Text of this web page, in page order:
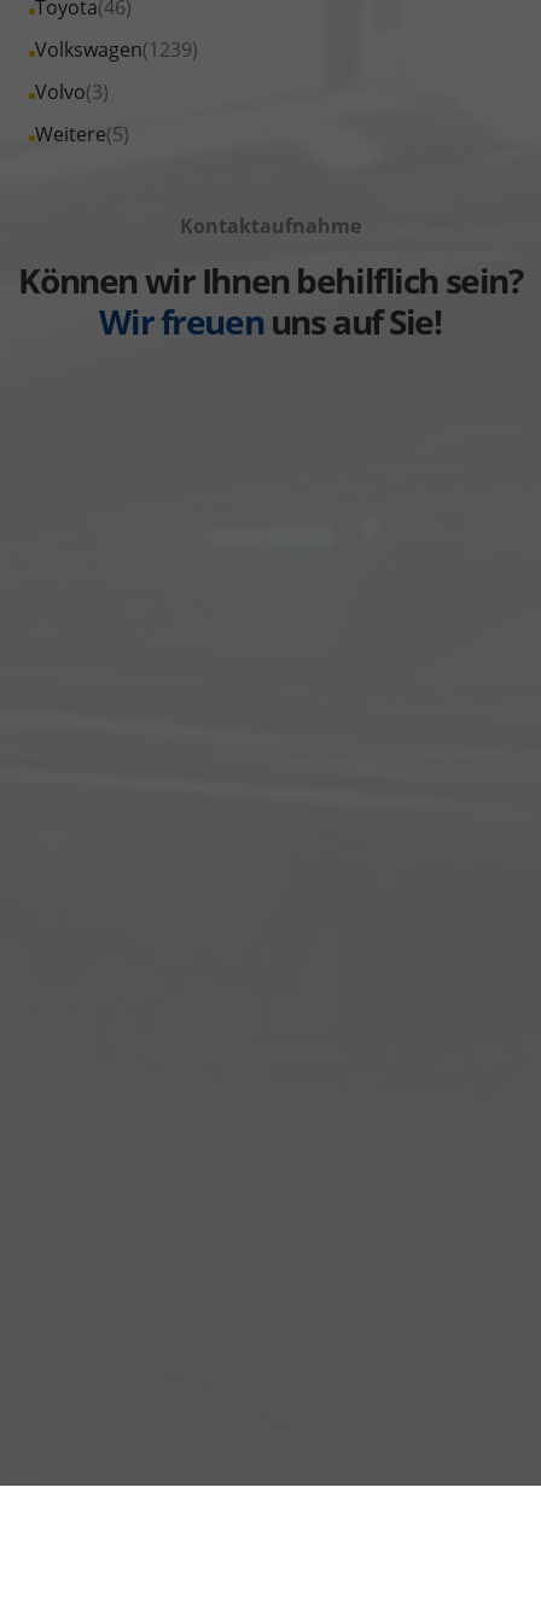
anzeigen
Skoda
anzeigen
Suzuki
anzeigen
Toyota(46)
Alle
Fahrzeuge
Toyota
anzeigen
Volkswagen(1239)
Alle
Fahrzeuge
Volkswagen
Volvo(3)
Alle
Fahrzeuge
Weitere(5)
Alle
anzeigen
Kontaktaufnahme
Können wir Ihnen behilflich sein?
Wir freuenuns auf Sie!